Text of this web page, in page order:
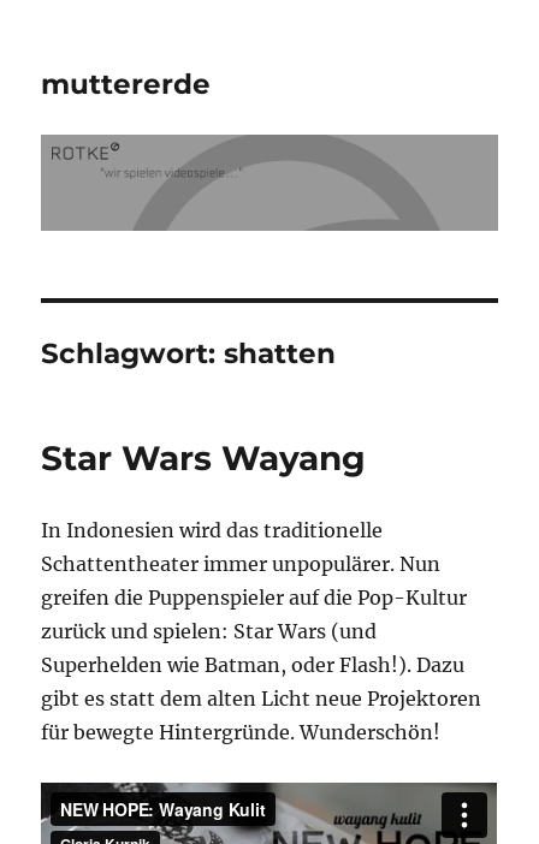
muttererde
Schlagwort:shatten
Star Wars Wayang
In Indonesien wird das traditionelle
Schattentheater immer unpopulärer. Nun
greifen die Puppenspieler auf die Pop-Kultur
zurück und spielen: Star Wars (und
Superhelden wie Batman, oder Flash!). Dazu
gibt es statt dem alten Licht neue Projektoren
für bewegte Hintergründe. Wunderschön!